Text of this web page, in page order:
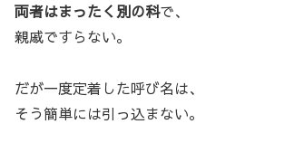
両者はまったく別の科で、
親戚ですらない。
だが一度定着した呼び名は、
そう簡単には引っ込まない。